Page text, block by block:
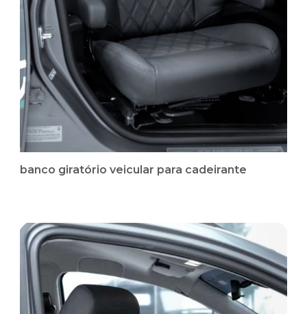
banco giratório veicular para cadeirante